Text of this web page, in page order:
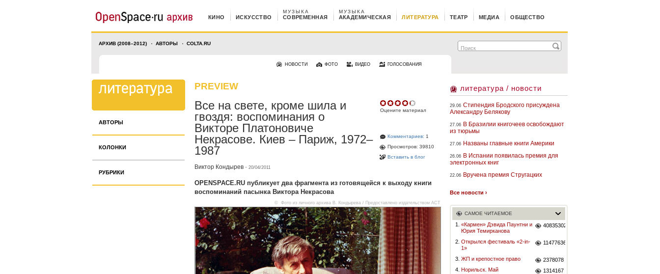
КИНО ИСКУССТВО СОВРЕМЕННАЯ
МУЗЫКА
АКАДЕМИЧЕСКАЯ
МУЗЫКА
ЛИТЕРАТУРА ТЕАТР МЕДИА ОБЩЕСТВО
АРХИВ (2008–2012) АВТОРЫ COLTA.RU
НОВОСТИ ФОТО ВИДЕО ГОЛОСОВАНИЯ
АВТОРЫ
КОЛОНКИ
РУБРИКИ
PREVIEW
Оцените материал
Комментариев: 1
Просмотров: 39810
Вставить в блог
Все на свете, кроме шила и
гвоздя: воспоминания о
Викторе Платоновиче
Некрасове. Киев – Париж, 1972–
1987
Виктор Кондырев · 20/04/2011
OPENSPACE.RU публикует два фрагмента из готовящейся к выходу книги
воспоминаний пасынка Виктора Некрасова
© Фото из личного архива В. Кондырева / Предоставлено издательством АСТ
литература / новости
29.06 Стипендия Бродского присуждена
Александру Белякову
27.06 В Бразилии книгочеев освобождают
из тюрьмы
27.06 Названы главные книги Америки
26.06 В Испании появилась премия для
электронных книг
22.06 Вручена премия Стругацких
Все новости ›
САМОЕ ЧИТАЕМОЕ
1.
«Кармен» Дэвида Паунтни и
Юрия Темирканова
40835302
2. Открылся фестиваль «2-in-
1»
11477636
3. ЖП и крепостное право
2378078
4. Норильск. Май
1314167